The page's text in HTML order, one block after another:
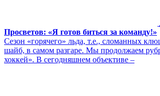
Просветов: «Я готов биться за команду!»
Сезон «горячего» льда, т.е., сломанных
шайб, в самом разгаре. Мы продолжаем
хоккей». В сегодняшнем объективе –